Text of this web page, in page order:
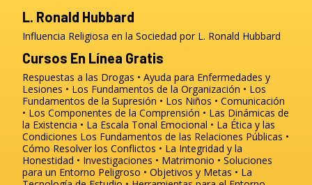
L. Ronald Hubbard
Influencia Religiosa en la Sociedad por L. Ronald Hubbard
Cursos En Línea Gratis
Respuestas a las Drogas
Ayuda para Enfermedades y
Lesiones
Los Fundamentos de la Organización
Los
Fundamentos de la Supresión
Los Niños
Comunicación
Los Componentes de la Comprensión
Las Dinámicas de
la Existencia
La Escala Tonal Emocional
La Ética y las
Condiciones Los Fundamentos de las Relaciones Públicas
Cómo Resolver los Conflictos
La Integridad y la
Honestidad
Investigaciones Matrimonio
Soluciones
para un Entorno Peligroso
Objetivos y Metas
La